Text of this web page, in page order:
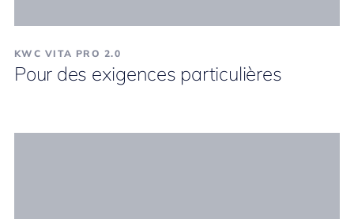
KWC VITA PRO 2.0
Pour des exigences particulières